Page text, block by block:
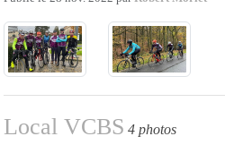
Local VCBS 4 photos